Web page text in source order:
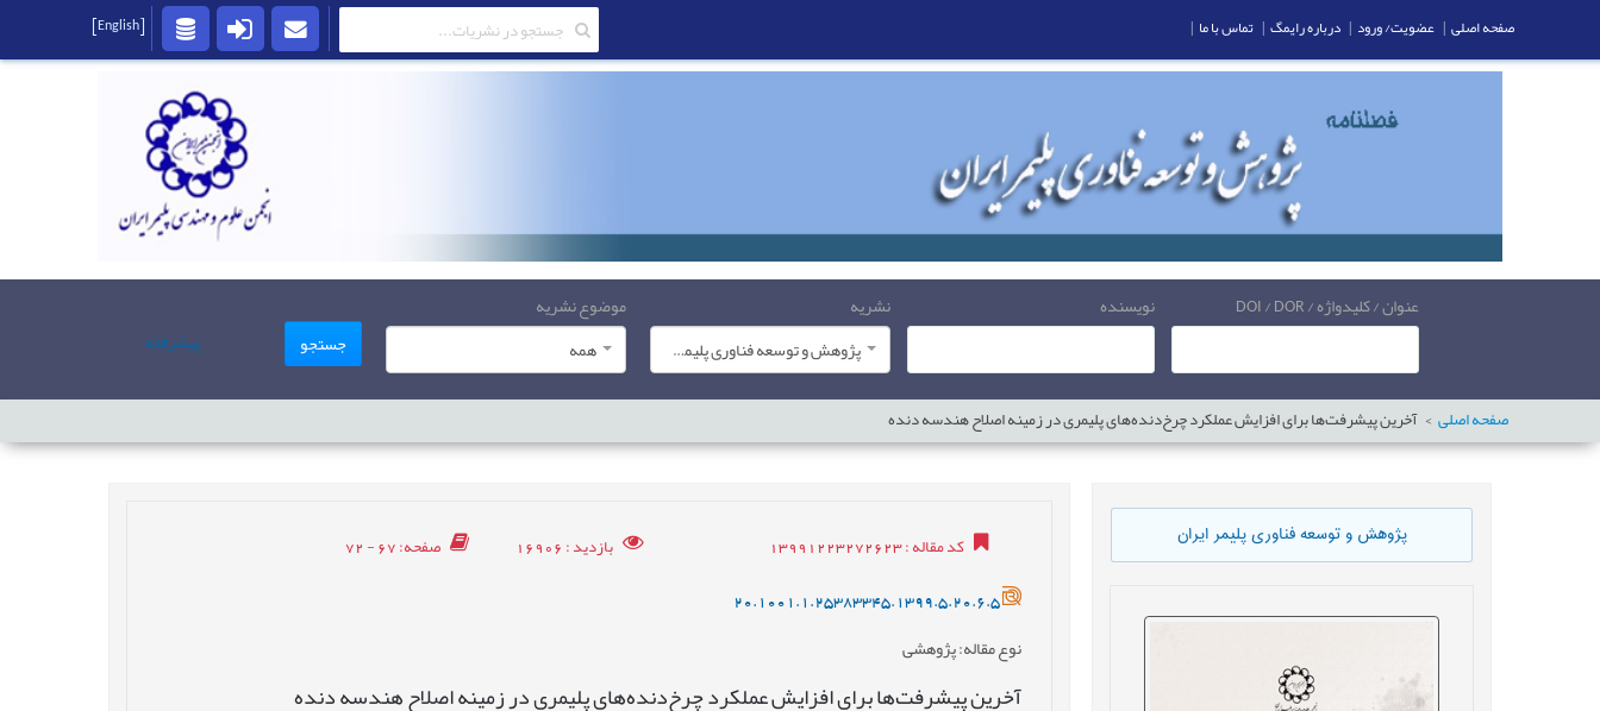
عنوان / کلیدواژه / DOI / DOR نویسنده
نشریه
پژوهش و توسعه فناوری پلیمر ایران
موضوع نشریه
همه
جستجو پیشرفته
صفحه اصلی آخرین پیشرفت‌ها برای افزایش عملکرد چرخ‌دنده‌های پلیمری در زمینه اصلاح هندسه دنده
پژوهش و توسعه فناوری پلیمر ایران کد مقاله: 13991223272623 بازدید: 16906 صفحه: 67 - 72
20.1001.1.25383345.1399.5.20.6.5
نوع مقاله: پژوهشی
آخرین پیشرفت‌ها برای افزایش عملکرد چرخ‌دنده‌های پلیمری در زمینه اصلاح هندسه دنده
صفحه اصلی | عضویت/ ورود | درباره رایمگ | تماس با ما |
[English]